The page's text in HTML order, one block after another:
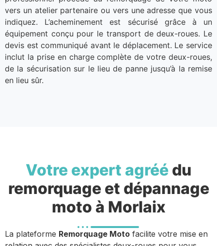
vers un atelier partenaire ou vers une adresse que vous
indiquez. L’acheminement est sécurisé grâce à un
équipement conçu pour le transport de deux-roues. Le
devis est communiqué avant le déplacement. Le service
inclut la prise en charge complète de votre deux-roues,
de la sécurisation sur le lieu de panne jusqu’à la remise
en lieu sûr.
Votre expert agréé du
remorquage et dépannage
moto à Morlaix
La plateforme Remorquage Moto facilite votre mise en